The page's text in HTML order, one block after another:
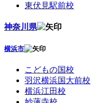
東伏見駅前校
神奈川県
横浜市
こどもの国校
羽沢横浜国大前校
横浜江田校